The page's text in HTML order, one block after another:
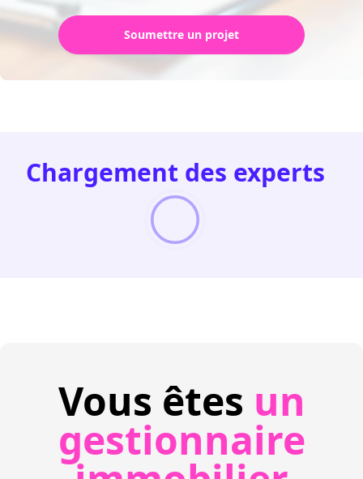
Soumettre un projet
Chargement des experts
Vous êtes un
gestionnaire